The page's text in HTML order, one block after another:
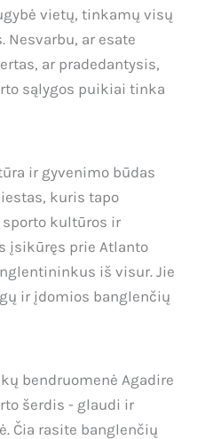
vietų, tinkamų visų
ar esate
ar pradedantysis,
sąlygos puikiai tinka
ir gyvenimo būdas
kuris tapo
kultūros ir
įsikūręs prie Atlanto
iš visur. Jie
ir įdomios banglenčių
bendruomenė Agadire
šerdis - glaudi ir
Čia rasite banglenčių